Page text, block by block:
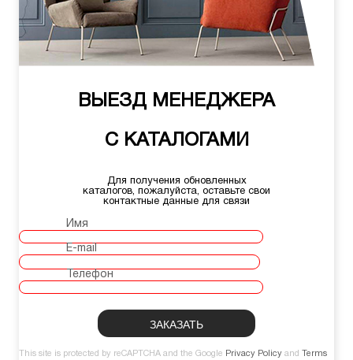
ВЫЕЗД МЕНЕДЖЕРА
С КАТАЛОГАМИ
Для получения обновленных
каталогов, пожалуйста, оставьте свои
контактные данные для связи
Имя
E-mail
Телефон
This site is protected by reCAPTCHA and the Google Privacy Policy and
Terms